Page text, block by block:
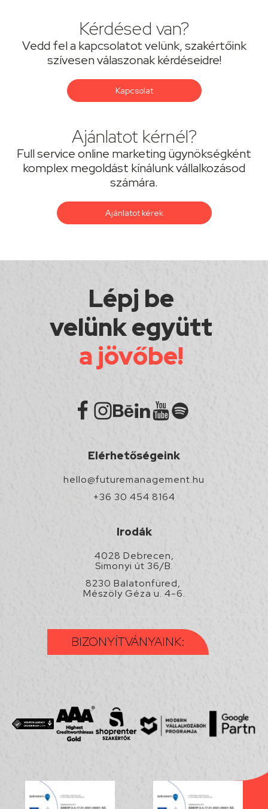
Kérdésed van?
Vedd fel a kapcsolatot velünk, szakértőink
szívesen válaszonak kérdéseidre!
Kapcsolat
Ajánlatot kérnél?
Full service online marketing ügynökségként
komplex megoldást kínálunk vállalkozásod
számára.
Ajánlatot kérek
Lépj be
velünk együtt
a jövőbe!
Elérhetőségeink
hello@futuremanagement.hu
+36 30 454 8164
Irodák
4028 Debrecen,
Simonyi út 36/B.
8230 Balatonfüred,
Mészöly Géza u. 4-6.
BIZONYÍTVÁNYAINK: